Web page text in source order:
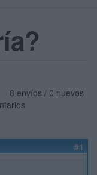
8 envíos / 0 nuevos
#1